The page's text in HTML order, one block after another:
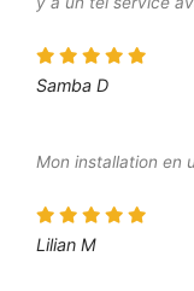
Samba D
Mon installation en
Lilian M